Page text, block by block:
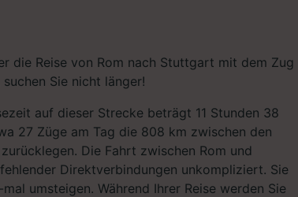
die Reise von Rom nach Stuttgart mit dem Zug
Sie nicht länger!
auf dieser Strecke beträgt 11 Stunden 38
27 Züge am Tag die 808 km zwischen den
Die Fahrt zwischen Rom und
Direktverbindungen unkompliziert. Sie
umsteigen. Während Ihrer Reise werden Sie